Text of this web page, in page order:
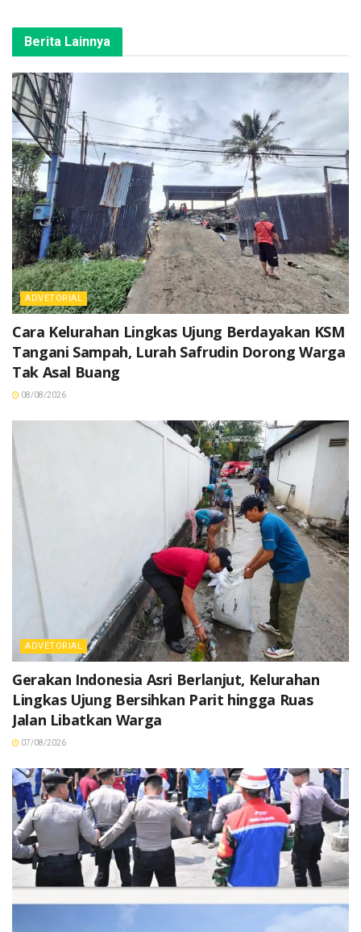
Berita Lainnya
ADVETORIAL
Cara Kelurahan Lingkas Ujung Berdayakan KSM
Tangani Sampah, Lurah Safrudin Dorong Warga
Tak Asal Buang
08/08/2026
ADVETORIAL
Gerakan Indonesia Asri Berlanjut, Kelurahan
Lingkas Ujung Bersihkan Parit hingga Ruas
Jalan Libatkan Warga
07/08/2026